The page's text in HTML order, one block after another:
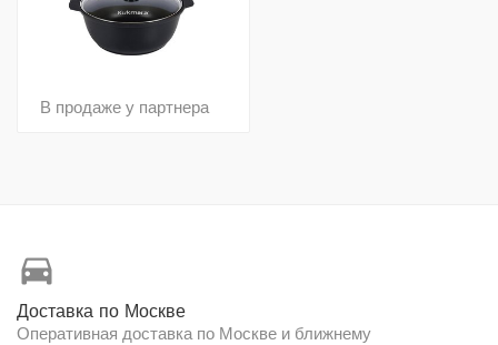
В продаже у партнера
directions_car
Доставка по Москве
Оперативная доставка по Москве и ближнему